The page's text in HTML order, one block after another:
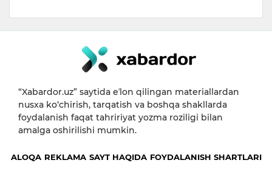
“Xabardor.uz” saytida eʼlon qilingan materiallardan
nusxa ko‘chirish, tarqatish va boshqa shakllarda
foydalanish faqat tahririyat yozma roziligi bilan
amalga oshirilishi mumkin.
ALOQA REKLAMA SAYT HAQIDA FOYDALANISH SHARTLARI